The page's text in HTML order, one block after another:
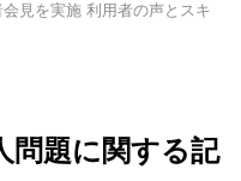
見を実施 利用者の声とスキ
問題に関する記